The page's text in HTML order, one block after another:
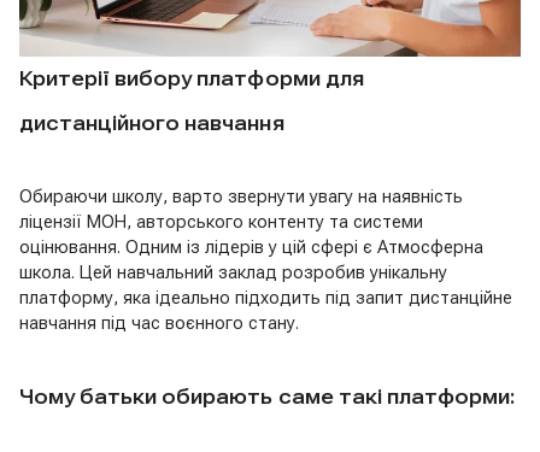
Критерії вибору платформи для
дистанційного навчання
Обираючи школу, варто звернути увагу на наявність
ліцензії МОН, авторського контенту та системи
оцінювання. Одним із лідерів у цій сфері є Атмосферна
школа. Цей навчальний заклад розробив унікальну
платформу, яка ідеально підходить під запит дистанційне
навчання під час воєнного стану.
Чому батьки обирають саме такі платформи: